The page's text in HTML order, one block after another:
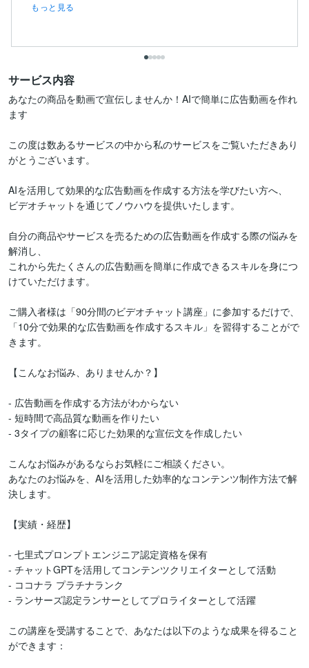
もっと見る
サービス内容
あなたの商品を動画で宣伝しませんか！AIで簡単に広告動画を作れ
ます
この度は数あるサービスの中から私のサービスをご覧いただきあり
がとうございます。
AIを活用して効果的な広告動画を作成する方法を学びたい方へ、
ビデオチャットを通じてノウハウを提供いたします。
自分の商品やサービスを売るための広告動画を作成する際の悩みを
解消し、
これから先たくさんの広告動画を簡単に作成できるスキルを身につ
けていただけます。
ご購入者様は「90分間のビデオチャット講座」に参加するだけで、
「10分で効果的な広告動画を作成するスキル」を習得することがで
きます。
【こんなお悩み、ありませんか？】
- 広告動画を作成する方法がわからない
- 短時間で高品質な動画を作りたい
- 3タイプの顧客に応じた効果的な宣伝文を作成したい
こんなお悩みがあるならお気軽にご相談ください。
あなたのお悩みを、AIを活用した効率的なコンテンツ制作方法で解
決します。
【実績・経歴】
- 七里式プロンプトエンジニア認定資格を保有
- チャットGPTを活用してコンテンツクリエイターとして活動
- ココナラ プラチナランク
- ランサーズ認定ランサーとしてプロライターとして活躍
この講座を受講することで、あなたは以下のような成果を得ること
ができます：